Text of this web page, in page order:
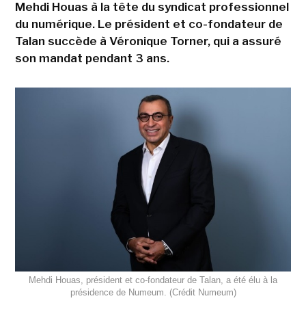
Mehdi Houas à la tête du syndicat professionnel
du numérique. Le président et co-fondateur de
Talan succède à Véronique Torner, qui a assuré
son mandat pendant 3 ans.
Mehdi Houas, président et co-fondateur de Talan, a été élu à la
présidence de Numeum. (Crédit Numeum)